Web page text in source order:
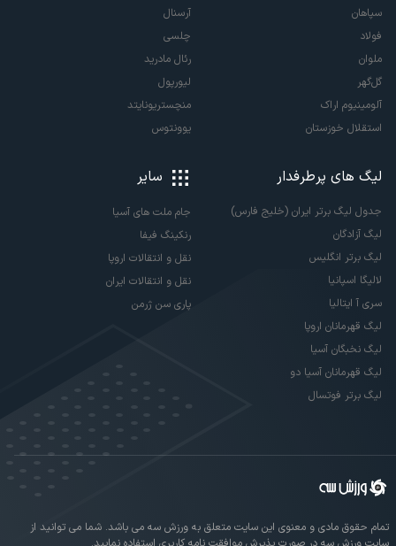
سپاهان
فولاد
ملوان
گل‌گهر
آلومینیوم اراک
استقلال خوزستان
آرسنال
چلسی
رئال مادرید
لیورپول
منچستریونایتد
یوونتوس
لیگ های پرطرفدار
جدول لیگ برتر ایران (خلیج فارس)
لیگ آزادگان
لیگ برتر انگلیس
لالیگا اسپانیا
سری آ ایتالیا
لیگ قهرمانان اروپا
لیگ نخبگان آسیا
لیگ قهرمانان آسیا دو
لیگ برتر فوتسال
سایر
جام ملت های آسیا
رنکینگ فیفا
نقل و انتقالات اروپا
نقل و انتقالات ایران
پاری سن ژرمن
تمام حقوق مادی و معنوی این سایت متعلق به ورزش سه می باشد. شما می توانید از